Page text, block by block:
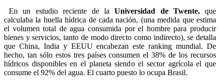
En un estudio reciente de laUniversidad de Twente,que
calculaba la huella hídrica de cada nación, (una medida que estima
el volumen total de agua consumida por el hombre para producir
bienes y servicios, tanto de modo directo como indirecto), se detalla
que China, India y EEUU encabezan este ranking mundial. De
hecho, tan sólo estos tres países consumen el 38% de los recursos
hídricos disponibles en el planeta siendo el sector agrícola el que
consume el 92% del agua. El cuarto puesto lo ocupa Brasil.